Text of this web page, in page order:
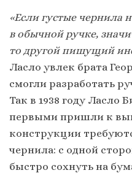
«Если густые чернила
в обычной ручке,
то другой пишущий
Ласло увлек брата
смогли разработать
Так в 1938 году Ласло
первыми пришли к
конструкции
чернила: с одной
быстро сохнуть на